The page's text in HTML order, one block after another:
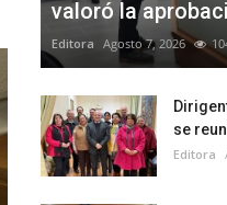
valoró la
Editora Agosto 7, 2026
se
Editora